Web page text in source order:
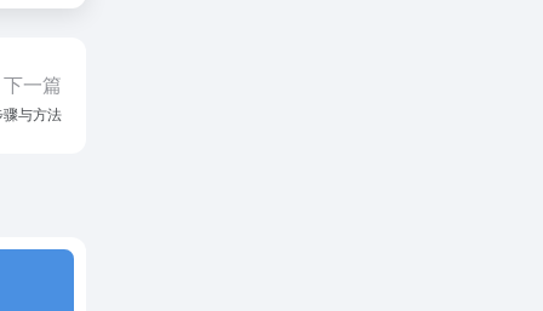
下一篇
与方法